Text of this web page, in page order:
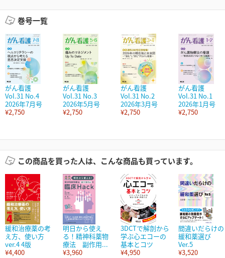
巻号一覧
がん看護
Vol.31 No.4
2026年7月号
¥2,750
がん看護
Vol.31 No.3
2026年5月号
¥2,750
がん看護
Vol.31 No.2
2026年3月号
¥2,750
がん看護
Vol.31 No.1
2026年1月号
¥2,750
この商品を買った人は、こんな商品も買っています。
緩和治療薬の考
え方、使い方
ver.4 4版
¥4,400
明日から使え
る！精神科薬物
療法 副作用...
¥3,960
3DCTで解剖から
学ぶ心エコーの
基本とコツ
¥4,950
間違いだらけの
緩和薬選び
Ver.5
¥3,520